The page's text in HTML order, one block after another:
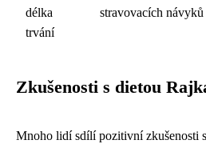
délka
trvání
stravovacích návyků
Zkušenosti s dietou
Mnoho lidí sdílí pozitivní zkušenosti